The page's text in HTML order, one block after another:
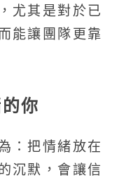
尤其是對於已
能讓團隊更靠
你
：把情緒放在
沉默，會讓信